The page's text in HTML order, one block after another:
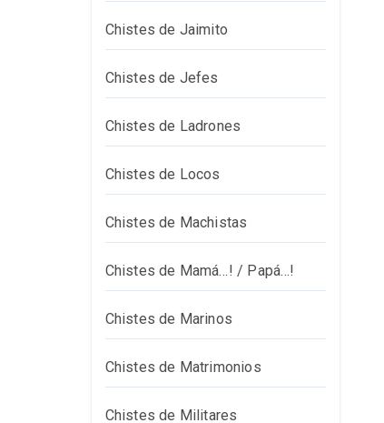
Chistes de Jaimito
Chistes de Jefes
Chistes de Ladrones
Chistes de Locos
Chistes de Machistas
Chistes de Mamá…! / Papá…!
Chistes de Marinos
Chistes de Matrimonios
Chistes de Militares